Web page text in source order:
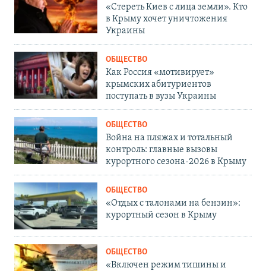
«Стереть Киев с лица земли». Кто
в Крыму хочет уничтожения
Украины
ОБЩЕСТВО
Как Россия «мотивирует»
крымских абитуриентов
поступать в вузы Украины
ОБЩЕСТВО
Война на пляжах и тотальный
контроль: главные вызовы
курортного сезона-2026 в Крыму
ОБЩЕСТВО
«Отдых с талонами на бензин»:
курортный сезон в Крыму
ОБЩЕСТВО
«Включен режим тишины и